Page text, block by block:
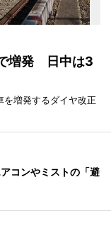
増発 日中は3
増発するダイヤ改正
コンやミストの「避